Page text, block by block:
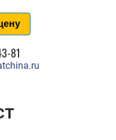
81